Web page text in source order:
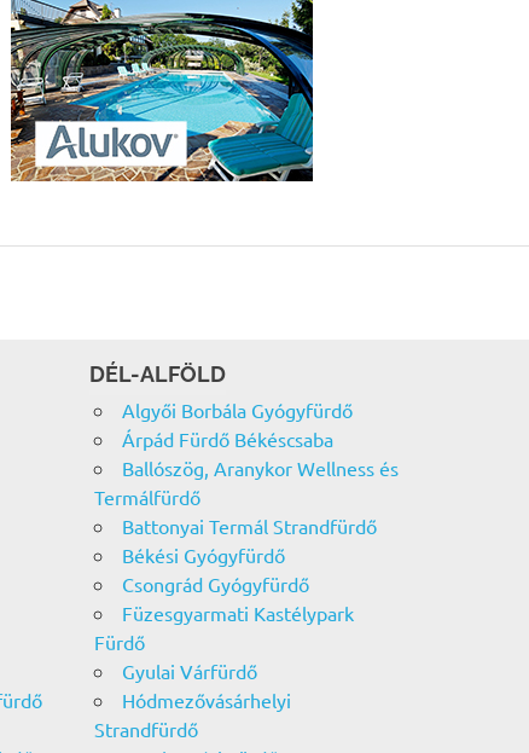
DÉL-ALFÖLD
Algyői Borbála Gyógyfürdő
Árpád Fürdő Békéscsaba
Ballószög, Aranykor Wellness és
Termálfürdő
Battonyai Termál Strandfürdő
Békési Gyógyfürdő
Csongrád Gyógyfürdő
Füzesgyarmati Kastélypark
Fürdő
Gyulai Várfürdő
Hódmezővásárhelyi
Strandfürdő